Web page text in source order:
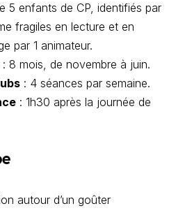
5 enfants de CP, identifiés par
fragiles en lecture et en
par 1 animateur.
: 8 mois, de novembre à juin.
: 4 séances par semaine.
: 1h30 après la journée de
autour d’un goûter